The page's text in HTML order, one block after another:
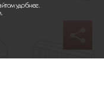
удобнее.